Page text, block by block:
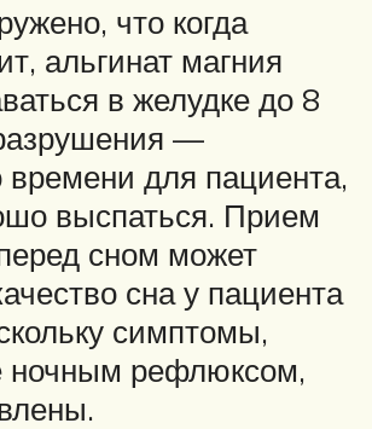
что когда
альгинат магния
в желудке до 8
—
времени для пациента,
выспаться. Прием
сном может
сна у пациента
симптомы,
ночным рефлюксом,